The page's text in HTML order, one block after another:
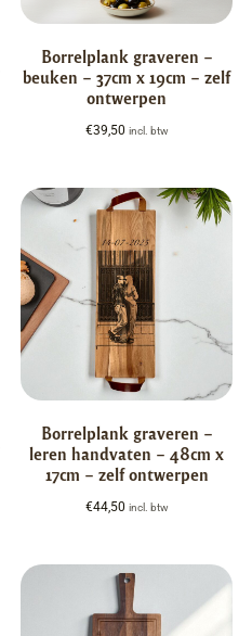
Borrelplank graveren –
beuken – 37cm x 19cm – zelf
ontwerpen
€39,50 incl. btw
Borrelplank graveren –
leren handvaten – 48cm x
17cm – zelf ontwerpen
€44,50 incl. btw